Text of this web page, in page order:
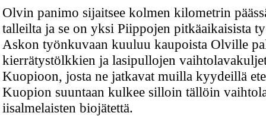
Olvin panimo sijaitsee kolmen kilometrin
talleilta ja se on yksi Piippojen pitkäaikaisista
Askon työnkuvaan kuuluu kaupoista Olville
kierrätystölkkien ja lasipullojen
Kuopioon, josta ne jatkavat muilla kyydeillä
Kuopion suuntaan kulkee silloin tällöin
iisalmelaisten biojätettä.